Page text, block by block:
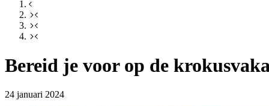
Bereid je voor op de
24 januari 2024